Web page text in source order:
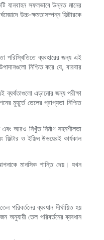
যানবাহন সফলভাবে উন্নত মানের
উচ্চ-ক্ষমতাসম্পন্ন ফিল্টারকে
পরিস্থিতিতে ব্যবহারের জন্য এই
নিশ্চিত করে যে, বারবার
ব্যর্থতাগুলো এড়ানোর জন্য পরীক্ষা
মুহূর্তে তেলের প্রাপ্যতা নিশ্চিত
আরও নিখুঁত নির্মাণ সহনশীলতা
ও ইঞ্জিন উভয়েরই কার্যকাল
মানসিক শান্তি দেয়। যখন
ব্যবধান দীর্ঘায়িত হয়
অনুযায়ী তেল পরিবর্তনের ব্যবধান